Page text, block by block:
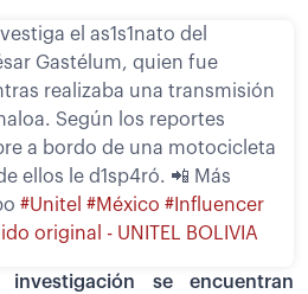
el as1s1nato del
Gastélum, quien fue
realizaba una transmisión
Según los reportes
a bordo de una motocicleta
ellos le d1sp4ró. 📲 Más
#Unitel #México #Influencer
original - UNITEL BOLIVIA
se encuentran